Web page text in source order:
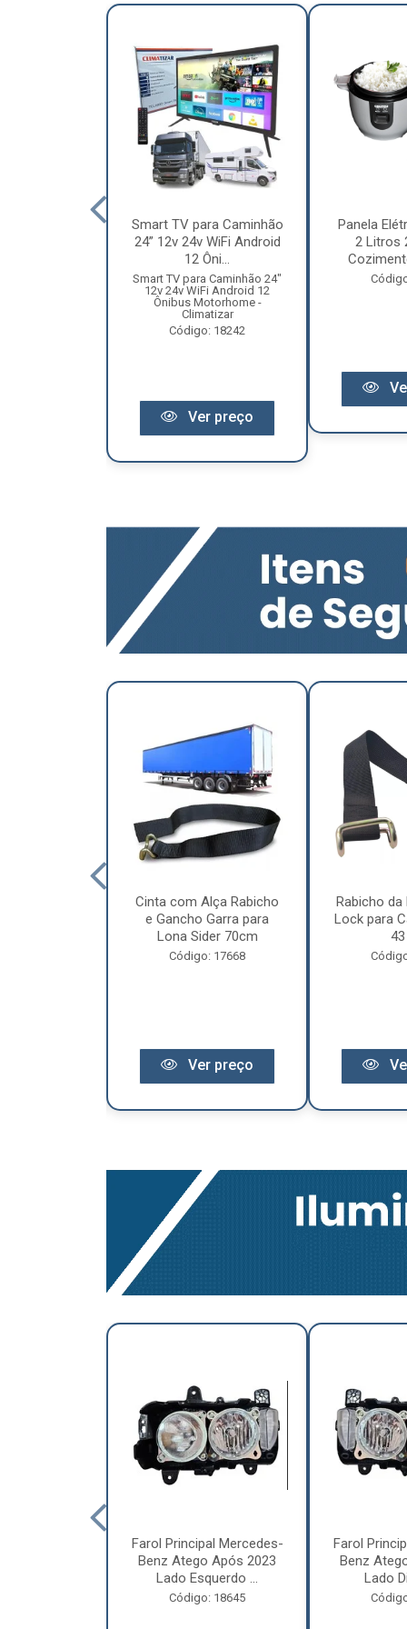
Smart TV para Caminhão
24” 12v 24v WiFi Android
12 Ôni...
Smart TV para Caminhão 24"
12v 24v WiFi Android 12
Ônibus Motorhome -
Climatizar
Código: 18242
Ver preço
Panela
2 Litros
Cinta com Alça Rabicho
e Gancho Garra para
Lona Sider 70cm
Código: 17668
Ver preço
Rabicho da
Lock para
Farol Principal Mercedes-
Benz Atego Após 2023
Lado Esquerdo ...
Código: 18645
Farol
Benz
Lado